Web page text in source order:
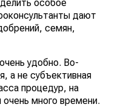
особое
дают
семян,
удобно. Во-
а не субъективная
процедур, на
много времени.